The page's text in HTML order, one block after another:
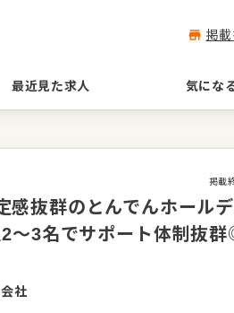
掲
最近見た求人 気にな
掲載
感抜群のとんでんホール
3名でサポート体制抜群
社